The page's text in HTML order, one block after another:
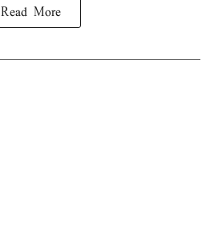
Read More